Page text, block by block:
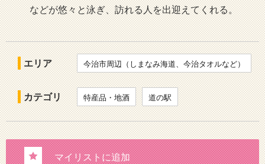
などが悠々と泳ぎ、訪れる人を出迎えてくれる。
エリア 今治市周辺（しまなみ海道、今治タオルなど）
カテゴリ 特産品・地酒 道の駅